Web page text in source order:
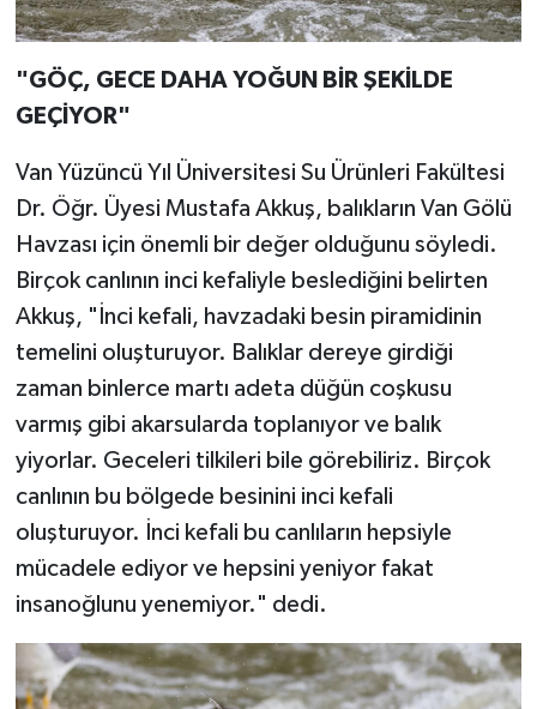
"GÖÇ, GECE DAHA YOĞUN BİR ŞEKİLDE
GEÇİYOR"
Van Yüzüncü Yıl Üniversitesi Su Ürünleri Fakültesi
Dr. Öğr. Üyesi Mustafa Akkuş, balıkların Van Gölü
Havzası için önemli bir değer olduğunu söyledi.
Birçok canlının inci kefaliyle beslediğini belirten
Akkuş, "İnci kefali, havzadaki besin piramidinin
temelini oluşturuyor. Balıklar dereye girdiği
zaman binlerce martı adeta düğün coşkusu
varmış gibi akarsularda toplanıyor ve balık
yiyorlar. Geceleri tilkileri bile görebiliriz. Birçok
canlının bu bölgede besinini inci kefali
oluşturuyor. İnci kefali bu canlıların hepsiyle
mücadele ediyor ve hepsini yeniyor fakat
insanoğlunu yenemiyor." dedi.